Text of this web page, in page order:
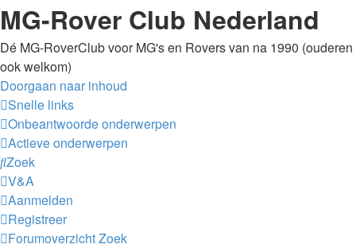
MG-Rover Club Nederland
Dé MG-RoverClub voor MG's en Rovers van na 1990 (ouderen
ook welkom)
Doorgaan naar inhoud
Snelle links
Onbeantwoorde onderwerpen
Actieve onderwerpen
Zoek
V&A
Aanmelden
Registreer
ForumoverzichtZoek